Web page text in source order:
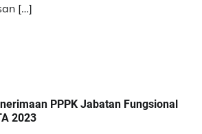
[…]
PPPK Jabatan Fungsional
2023